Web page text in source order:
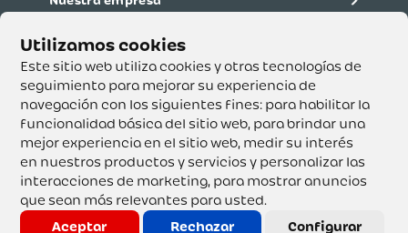
Este sitio web utiliza cookies y otras tecnologías de
seguimiento para mejorar su experiencia de
navegación con los siguientes fines: para habilitar la
funcionalidad básica del sitio web, para brindar una
mejor experiencia en el sitio web, medir su interés
en nuestros productos y servicios y personalizar las
interacciones de marketing, para mostrar anuncios
que sean más relevantes para usted.
Aceptar
Rechazar Configurar
Supertiendas y Drogería Olímpica S.A. - Nit 890.107.487 -
Dirección de notificación: Calle 53 No. 46-192 local 3-01
Teléfono: 3232540999 - Correo:
servicioalcliente@olimpica.com.co
Copyright o Actualización 2023 OLÍMPICA S.A. Derechos
Reservados.